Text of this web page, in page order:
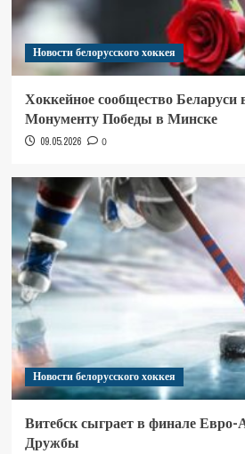
Новости белорусского хоккея
Хоккейное сообщество
Монументу Победы в Минске
09.05.2026 0
Новости белорусского хоккея
Витебск сыграет в финале Евро-
Дружбы